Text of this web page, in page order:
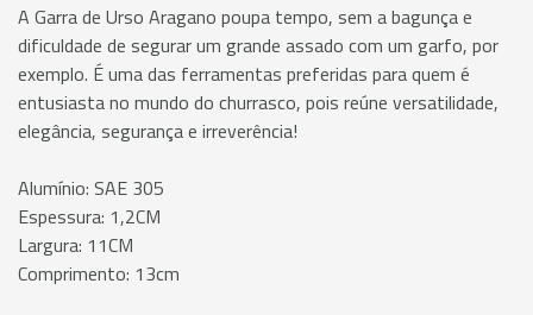
A Garra de Urso Aragano poupa tempo, sem a bagunça e
dificuldade de segurar um grande assado com um garfo, por
exemplo. É uma das ferramentas preferidas para quem é
entusiasta no mundo do churrasco, pois reúne versatilidade,
elegância, segurança e irreverência!
Alumínio: SAE 305
Espessura: 1,2CM
Largura: 11CM
Comprimento: 13cm